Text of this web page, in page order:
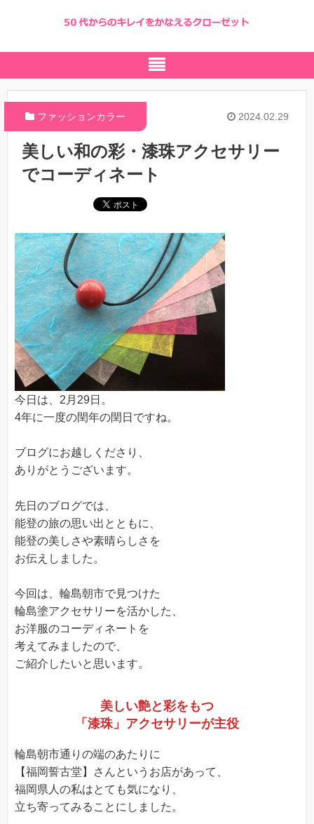
2024.02.29
ファッションカラー
美しい和の彩・漆珠アクセサリー
でコーディネート
今日は、2月29日。
4年に一度の閏年の閏日ですね。
ブログにお越しくださり、
ありがとうございます。
先日のブログでは、
能登の旅の思い出とともに、
能登の美しさや素晴らしさを
お伝えしました。
今回は、輪島朝市で見つけた
輪島塗アクセサリーを活かした、
お洋服のコーディネートを
考えてみましたので、
ご紹介したいと思います。
美しい艶と彩をもつ
「漆珠」アクセサリーが主役
輪島朝市通りの端のあたりに
【福岡誓古堂】さんというお店があって、
福岡県人の私はとても気になり、
立ち寄ってみることにしました。